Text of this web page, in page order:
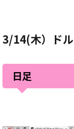
3/14(木）ド
日足